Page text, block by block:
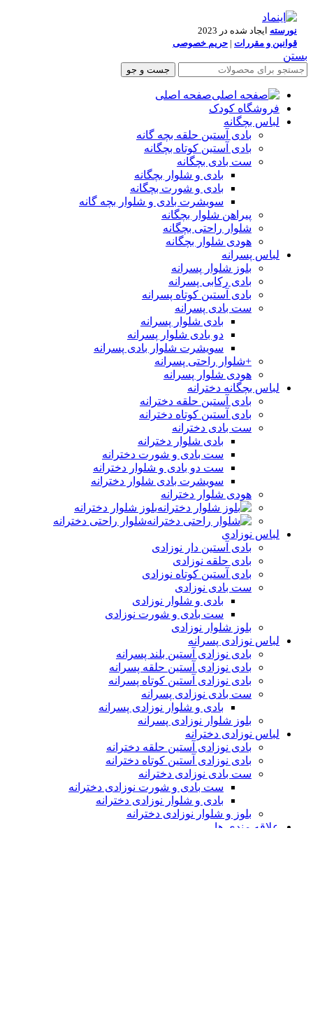
نورسته ایجاد شده در 2023
قوانین و مقررات | حریم خصوصی
بستن
جست و جو
صفحه اصلی
فروشگاه کودک
لباس بچگانه
بادی آستین حلقه بچه گانه
بادی آستین کوتاه بچگانه
ست بادی بچگانه
بادی و شلوار بچگانه
بادی و شورت بچگانه
سویشرت بادی و شلوار بچه گانه
پیراهن شلوار بچگانه
شلوار راحتی بچگانه
هودی شلوار بچگانه
لباس پسرانه
بلوز شلوار پسرانه
بادی رکابی پسرانه
بادی آستین کوتاه پسرانه
ست بادی پسرانه
بادی شلوار پسرانه
دو بادی شلوار پسرانه
سویشرت شلوار بادی پسرانه
+شلوار راحتی پسرانه
هودی شلوار پسرانه
لباس بچگانه دخترانه
بادی آستین حلقه دخترانه
بادی آستین کوتاه دخترانه
ست بادی دخترانه
بادی شلوار دخترانه
ست بادی و شورت دخترانه
ست دو بادی و شلوار دخترانه
سویشرت بادی شلوار دخترانه
هودی شلوار دخترانه
بلوز شلوار دخترانه
شلوار راحتی دخترانه
لباس نوزادی
بادی آستین دار نوزادی
بادی حلقه نوزادی
بادی آستین کوتاه نوزادی
ست بادی نوزادی
بادی و شلوار نوزادی
ست بادی و شورت نوزادی
بلوز شلوار نوزادی
لباس نوزادی پسرانه
بادی نوزادی آستین بلند پسرانه
بادی نوزادی آستین حلقه پسرانه
بادی نوزادی آستین کوتاه پسرانه
ست بادی نوزادی پسرانه
بادی و شلوار نوزادی پسرانه
بلوز شلوار نوزادی پسرانه
لباس نوزادی دخترانه
بادی نوزادی آستین حلقه دخترانه
بادی نوزادی آستین کوتاه دخترانه
ست بادی نوزادی دخترانه
ست بادی و شورت نوزادی دخترانه
بادی و شلوار نوزادی دخترانه
بلوز و شلوار نوزادی دخترانه
علاقه مندی ها